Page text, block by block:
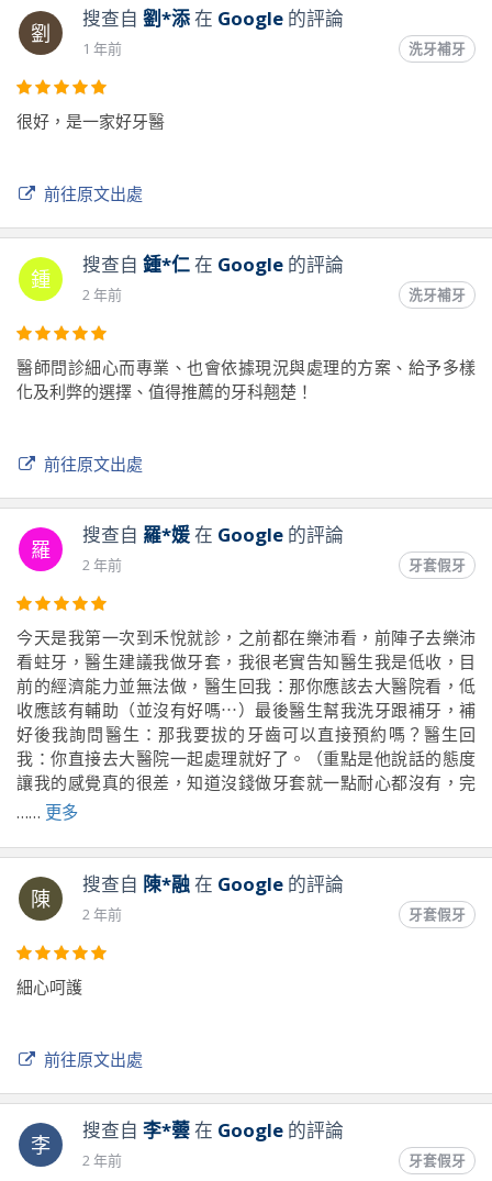
劉
搜查自 劉*添在 Google的評論
1 年前 洗牙補牙
很好，是一家好牙醫
前往原文出處
鍾
搜查自 鍾*仁在 Google的評論
2 年前 洗牙補牙
醫師問診細心而專業、也會依據現況與處理的方案、給予多樣
化及利弊的選擇、值得推薦的牙科翹楚！
前往原文出處
羅
搜查自 羅*媛在 Google的評論
2 年前 牙套假牙
今天是我第一次到禾悅就診，之前都在樂沛看，前陣子去樂沛
看蛀牙，醫生建議我做牙套，我很老實告知醫生我是低收，目
前的經濟能力並無法做，醫生回我：那你應該去大醫院看，低
收應該有輔助（並沒有好嗎⋯）最後醫生幫我洗牙跟補牙，補
好後我詢問醫生：那我要拔的牙齒可以直接預約嗎？醫生回
我：你直接去大醫院一起處理就好了。（重點是他說話的態度
讓我的感覺真的很差，知道沒錢做牙套就一點耐心都沒有，完
全都在敷衍）要是有錢做牙齒誰會不做？
後來我決定換間牙醫，最後選擇了禾悅，並打電話預約告知我
要拔牙，接電話的人很棒，有告知我可預約時間也有告知我當
天不一定能拔，要看牙齒的狀況，當下我就預約了
今天到禾悅，碰到了一位很棒的醫生，因為我今天要拔的牙齒
是已經快沒了只剩下一點點在外面的，醫生在拔牙前有先跟我
討論，並告知我拔牙會造成萎縮，也告知我這顆牙齒如果要拔
剩下太少了，並不好拔）醫生也有告訴我不一定要拔掉可以選
擇留住牙根，但我告訴醫生現在碰到已經會痛了，所以我們討
論的結果就是拔掉囉！醫生很細心，技術也很好！拔牙不痛👍
而且我沒被切肉！真的很感謝今天這位醫生！真的非常謝謝你
😊醫生並沒有因為我經濟能力不好無法做牙套就敷衍我，反而
很有耐心的回答我詢問的所有問題，真的是一個很棒的初體
…… 更多
陳
搜查自 陳*融在 Google的評論
2 年前 牙套假牙
細心呵護
前往原文出處
李
搜查自 李*蕓在 Google的評論
2 年前 牙套假牙